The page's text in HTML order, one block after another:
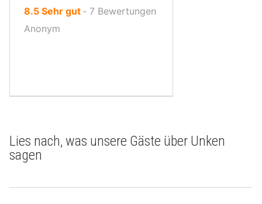
8.5von
Sehr gut ‐ 7 Bewertungen
Anonym
Lies nach, was unsere Gäste über Unken
sagen